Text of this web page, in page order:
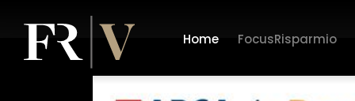
Home FocusRisparmio